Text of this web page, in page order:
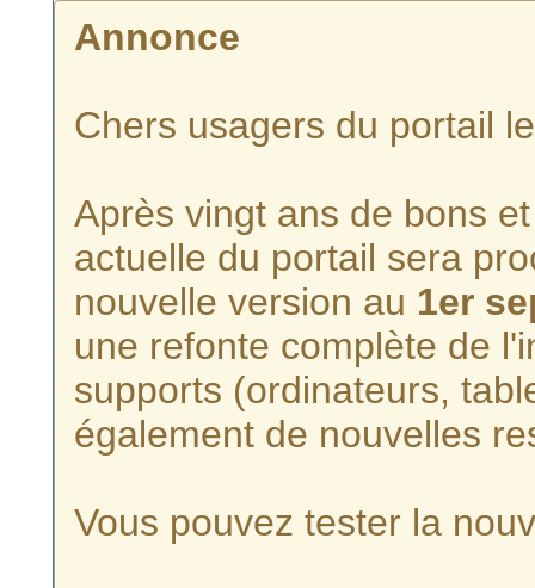
Annonce
Chers usagers du portail
Après vingt ans de bons
actuelle du portail sera
nouvelle version au 1er
une refonte complète de
supports (ordinateurs,
également de nouvelles
Vous pouvez tester la